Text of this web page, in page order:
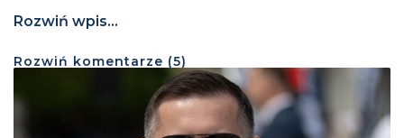
Rozwiń wpis...
Rozwiń komentarze (5)